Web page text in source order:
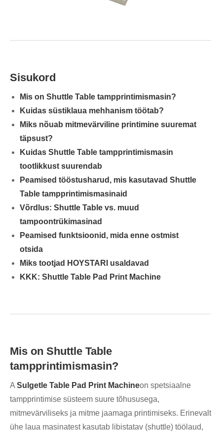
Sisukord
Mis on Shuttle Table tampprintimismasin?
Kuidas süstiklaua mehhanism töötab?
Miks nõuab mitmevärviline printimine suuremat
täpsust?
Kuidas Shuttle Table tampprintimismasin
tootlikkust suurendab
Peamised tööstusharud, mis kasutavad Shuttle
Table tampprintimismasinaid
Võrdlus: Shuttle Table vs. muud
tampoontrükimasinad
Peamised funktsioonid, mida enne ostmist
otsida
Miks tootjad HOYSTARI usaldavad
KKK: Shuttle Table Pad Print Machine
Mis on Shuttle Table
tampprintimismasin?
A Sulgetle Table Pad Print Machineon spetsiaalne
tampprintimise süsteem suure tõhususega,
mitmevärviliseks ja mitme jaamaga printimiseks. Erinevalt
ühe laua masinatest kasutab libistatav (shuttle) töölaud,